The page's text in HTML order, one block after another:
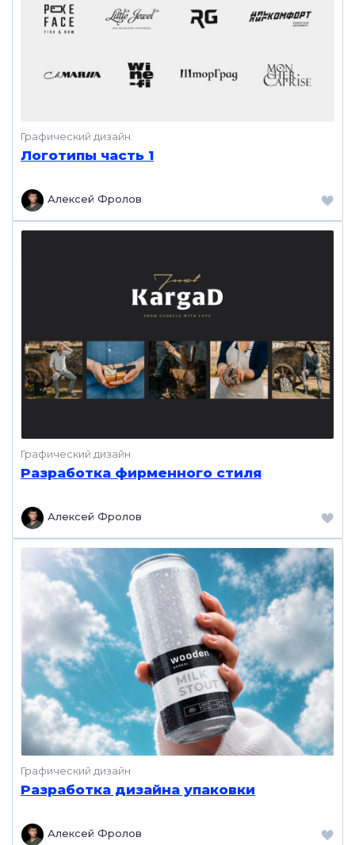
Графический дизайн
Логотипы часть 1
Алексей Фролов
Графический дизайн
Разработка фирменного стиля
Алексей Фролов
Графический дизайн
Разработка дизайна упаковки
Алексей Фролов